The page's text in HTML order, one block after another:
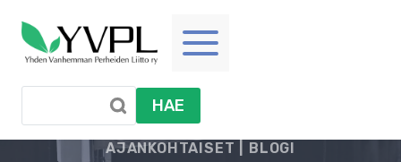
sisältöön
HAE
AJANKOHTAISET BLOGI